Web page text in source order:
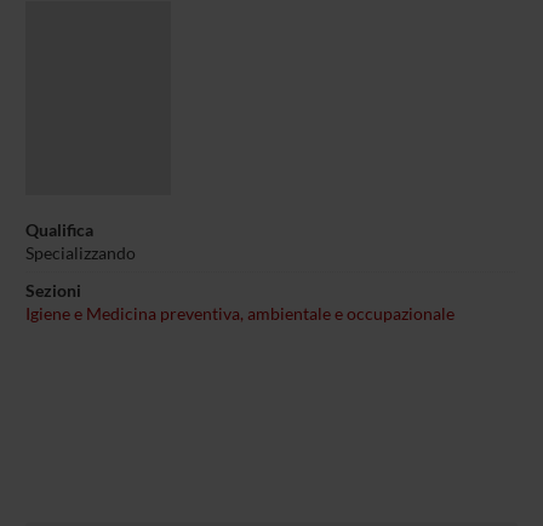
Qualifica
Specializzando
Sezioni
Igiene e Medicina preventiva, ambientale e occupazionale